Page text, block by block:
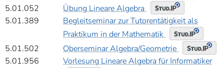
5.01.052
Übung Lineare Algebra
5.01.389
Begleitseminar zur Tutorentätigkeit als
Praktikum in der Mathematik
5.01.502
Oberseminar Algebra/Geometrie
5.01.956
Vorlesung Lineare Algebra für Informatiker